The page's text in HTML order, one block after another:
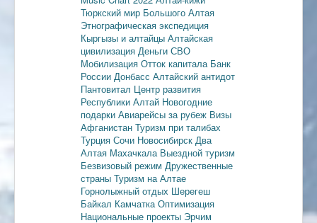
Тюркский мир Большого Алтая
Этнографическая экспедиция
Кыргызы и алтайцы Алтайская
цивилизация Деньги СВО
Мобилизация Отток капитала Банк
России Донбасс Алтайский антидот
Пантовитал Центр развития
Республики Алтай Новогодние
подарки Авиарейсы за рубеж Визы
Афганистан Туризм при талибах
Турция Сочи Новосибирск Два
Алтая Махачкала Выездной туризм
Безвизовый режим Дружественные
страны Туризм на Алтае
Горнолыжный отдых Шерегеш
Байкал Камчатка Оптимизация
Национальные проекты Эрчим